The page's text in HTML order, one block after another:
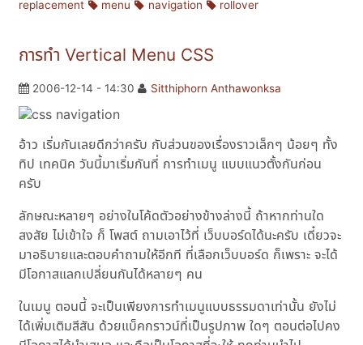
replacement
menu navigation rollover
การทำ Vertical Menu CSS
2006-12-14 - 14:30 Sitthiphorn Anthawonksa
อ้าว เริ่มกันเลยดีกว่าครับ กับส่วนของเรื่องราวเล็กๆ น้อยๆ ทั้ง
ทิป เทคนิค วันนี้มาเริ่มกันที่ การทำเมนู แบบแนวตั้งกันก่อน
ครับ
ลักษณะหลายๆ อย่างในโค้ดตัวอย่างข้างล่างนี้ ถ้าหากท่านใด
สงสัย ไม่เข้าใจ ก็ โพสต์ ถามเอาไว้ที่ เว็บบอร์ดได้นะครับ เดี๋ยวจะ
มาอธิบายและตอบคำถามให้อีกที ที่เลือกเว็บบอร์ด ก็เพราะ จะได้
มีโอกาสแลกเปลี่ยนกันได้หลายๆ คน
ในเมนู ตอนนี้ จะเป็นเพียงการทำเมนูแบบธรรมดาเท่านั้น ยังไม่
ได้เพิ่มเติมสีสัน ด้วยแบ็คกราวน์ที่เป็นรูปภาพ ใดๆ ตอนต่อไปคง